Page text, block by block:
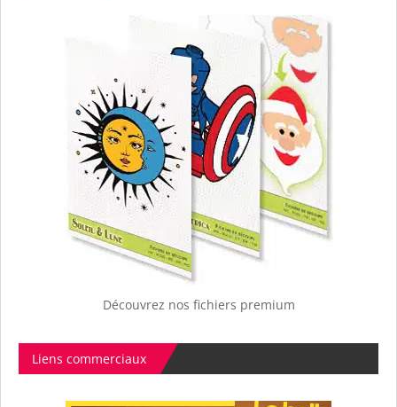
Découvrez nos fichiers premium
Liens commerciaux